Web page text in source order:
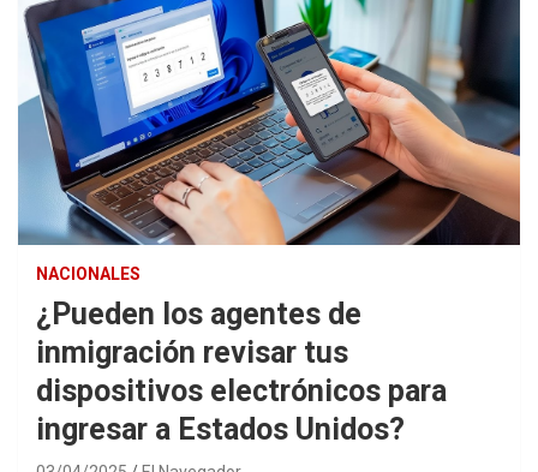
NACIONALES
¿Pueden los agentes de
inmigración revisar tus
dispositivos electrónicos para
ingresar a Estados Unidos?